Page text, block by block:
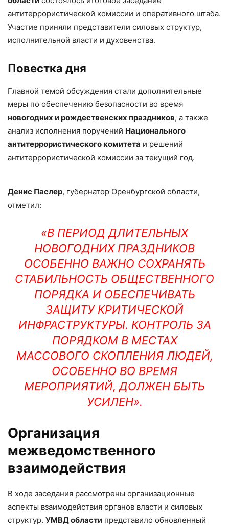
антитеррористической комиссии и оперативного штаба.
Участие приняли представители силовых структур,
исполнительной власти и духовенства.
Повестка дня
Главной темой обсуждения стали дополнительные
меры по обеспечению безопасности во время
новогодних и рождественских праздников, а также
анализ исполнения поручений Национального
антитеррористического комитета и решений
антитеррористической комиссии за текущий год.
Денис Паслер, губернатор Оренбургской области,
отметил:
«В ПЕРИОД ДЛИТЕЛЬНЫХ
НОВОГОДНИХ ПРАЗДНИКОВ
ОСОБЕННО ВАЖНО СОХРАНЯТЬ
СТАБИЛЬНОСТЬ ОБЩЕСТВЕННОГО
ПОРЯДКА И ОБЕСПЕЧИВАТЬ
ЗАЩИТУ КРИТИЧЕСКОЙ
ИНФРАСТРУКТУРЫ. КОНТРОЛЬ ЗА
ПОРЯДКОМ В МЕСТАХ
МАССОВОГО СКОПЛЕНИЯ ЛЮДЕЙ,
ОСОБЕННО ВО ВРЕМЯ
МЕРОПРИЯТИЙ, ДОЛЖЕН БЫТЬ
УСИЛЕН».
Организация
межведомственного
взаимодействия
В ходе заседания рассмотрены организационные
аспекты взаимодействия органов власти и силовых
структур. УМВД области представило обновленный